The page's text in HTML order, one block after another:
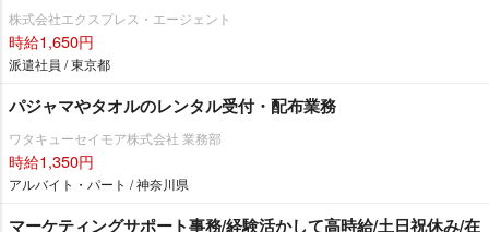
株式会社エクスプレス・エージェント
時給1,650円
派遣社員 / 東京都
パジャマやタオルのレンタル受付・配布業務
ワタキューセイモア株式会社 業務部
時給1,350円
アルバイト・パート / 神奈川県
マーケティングサポート事務/経験活かして高時給/土日祝休み/在